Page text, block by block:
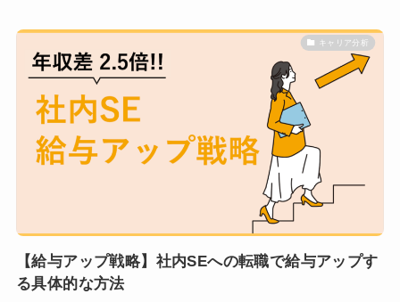
キャリア分析
【給与アップ戦略】社内SEへの転職で給与アップす
る具体的な方法